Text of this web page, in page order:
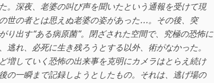
。深夜、老婆の叫び声を聞いたという通報を受けて現
世の者とは思えぬ老婆の姿があった…。その後、突
り出す“ある病原菌”。閉ざされた空間で、究極の恐怖に
逃れ、必死に生き残ろうとする以外、術がなかった。
増していく恐怖の出来事を克明にカメラはとらえ続け
の一瞬まで記録しようとしたもの。それは、逃げ場の